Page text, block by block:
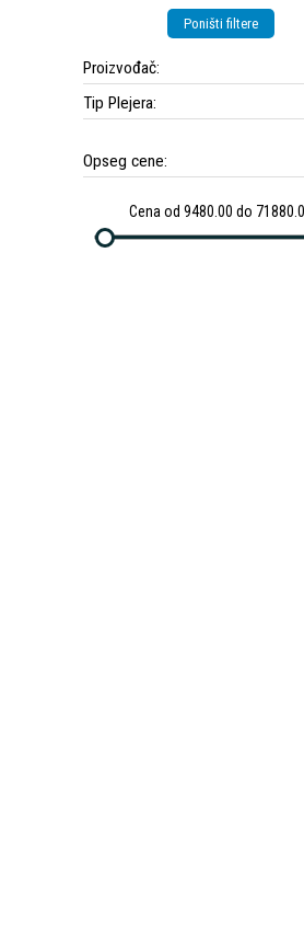
Poništi filtere
Proizvođač:
Tip Plejera:
Opseg cene:
Cena od 9480.00 do